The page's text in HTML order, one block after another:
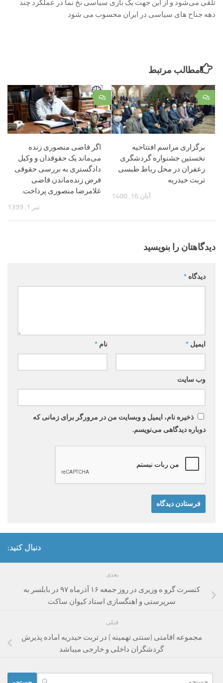
تلقی می‌شود و از این جهت یک بازی سیاسی نخ نما در عملکرد چند
دهه جناح های سیاسی در ایران محسوب می شود
مطالب مرتبط
۰
اگر قاضی منصوری زنده
می‌ماند یک حقوقدان و وکیل
دادگستری به بررسی حقوقی
فرض زنده‌ماندن قاضی
غلامرضا منصوری پرداخت.
تیر 1, 1399
۰
برگزاری مراسم افتتاحیه
نخستین جشنواره گردشگری
زعفران در محل رباط طبسی
تربت حیدریه
آبان 16, 1400
دیدگاهتان را بنویسید
دیدگاه *
نام * ایمیل *
وب‌ سایت
ذخیره نام، ایمیل و وبسایت من در مرورگر برای زمانی که
دوباره دیدگاهی می‌نویسم.
دنبال کنید:
بعدی
کنسرت گرو ه وزیری در روز جمعه ۱۶ آذرماه ۹۷ در بابلسر به
سرپرستی و اهنگسازی استاد کیوان ساکت
قبلی
مجموعه اقامتی (سنتی تهمینه ) در تربت حیدریه اماده پذیرش
گردشگران داخلی و خارجی میباشد